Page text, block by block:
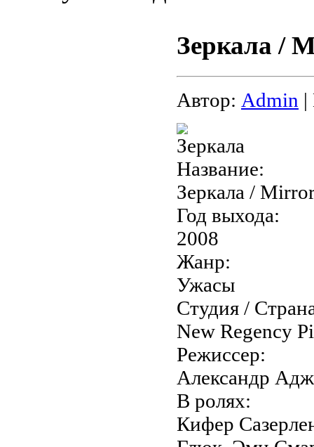
Зеркала /
Автор: Admin |
Название:
Зеркала /
Год выхода:
2008
Жанр:
Ужасы
Студия /
New Regency
Режиссер:
Александр
В ролях:
Кифер